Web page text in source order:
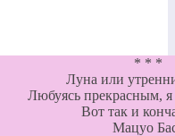
* * *
Луна или
Любуясь прекрасным, я
Вот так и
Мацуо